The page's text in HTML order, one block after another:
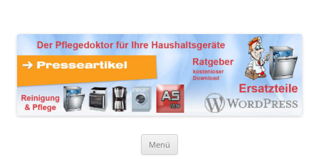
Haushaltsgeräte
Reinigungsprodukte und Pflegemittel
Menü